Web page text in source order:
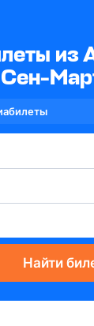
из
Сен-
Найти